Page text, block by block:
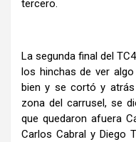
tercero.
La segunda final del
los hinchas de ver
bien y se cortó y
zona del carrusel, se
que quedaron afuera
Carlos Cabral y Diego